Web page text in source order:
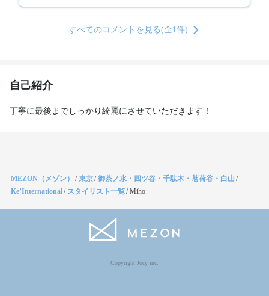
すべてのコメントを見る(全1件)
自己紹介
丁寧に最後までしっかり綺麗にさせていただきます！
MEZON（メゾン） /東京/御茶ノ水・四ツ谷・千駄木・茗荷谷・白山 /
Ke’International/ スタイリスト一覧/Miho
Copyright Jocy inc.